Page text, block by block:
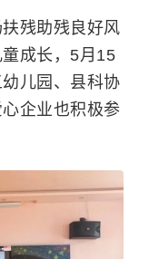
残助残良好风
成长，5月15
儿园、县科协
企业也积极参